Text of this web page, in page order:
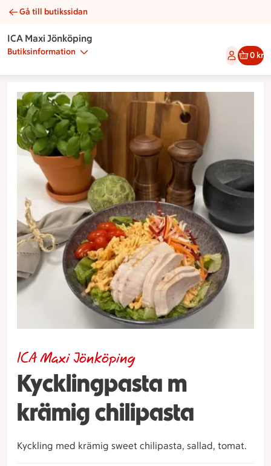
Kycklingpasta m krämig chilipasta | Catering ICA Maxi
Gå till butikssidan
ICA Maxi Jönköping
Butiksinformation 0 kr
Kycklingpasta m
krämig chilipasta
ICA Maxi Jönköping
Kyckling med krämig sweet chilipasta, sallad, tomat.